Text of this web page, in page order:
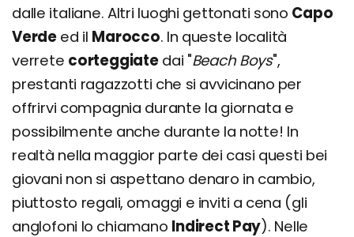
dalle italiane. Altri luoghi gettonati sono Capo
Verde ed il Marocco. In queste località
verrete corteggiatedai "Beach Boys",
prestanti ragazzotti che si avvicinano per
offrirvi compagnia durante la giornata e
possibilmente anche durante la notte! In
realtà nella maggior parte dei casi questi bei
giovani non si aspettano denaro in cambio,
piuttosto regali, omaggi e inviti a cena (gli
anglofoni lo chiamano Indirect Pay). Nelle